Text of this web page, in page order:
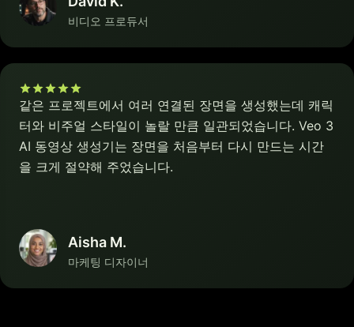
비디오 프로듀서
같은 프로젝트에서 여러 연결된 장면을 생성했는데 캐릭
터와 비주얼 스타일이 놀랄 만큼 일관되었습니다. Veo 3
AI 동영상 생성기는 장면을 처음부터 다시 만드는 시간
을 크게 절약해 주었습니다.
Aisha M.
마케팅 디자이너